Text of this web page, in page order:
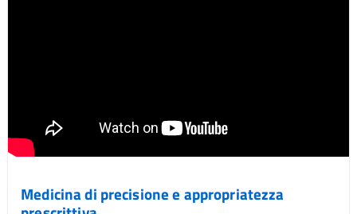
Medicina di precisione e appropriatezza